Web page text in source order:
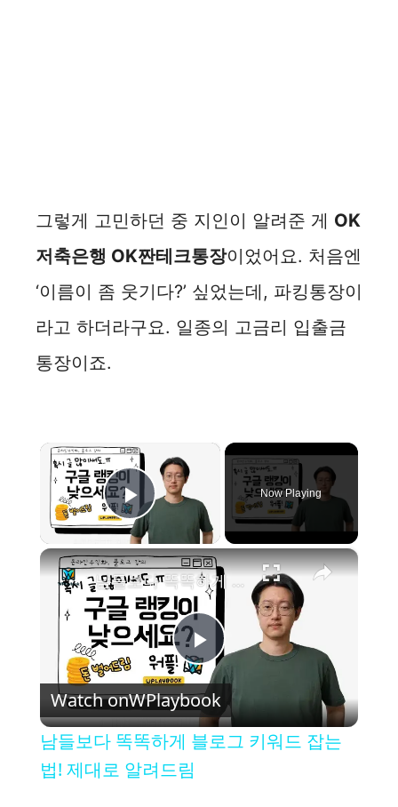
그렇게 고민하던 중 지인이 알려준 게 OK
저축은행 OK짠테크통장이었어요. 처음엔
‘이름이 좀 웃기다?’ 싶었는데, 파킹통장이
라고 하더라구요. 일종의 고금리 입출금
통장이죠.
×
Play Video
Now Playing
×
P
l
남들보다 똑똑하게 블로그 키워드 잡는법! 제대로 알려드림
Watch onWPlaybook
남들보다 똑똑하게 블로그 키워드 잡는
법! 제대로 알려드림